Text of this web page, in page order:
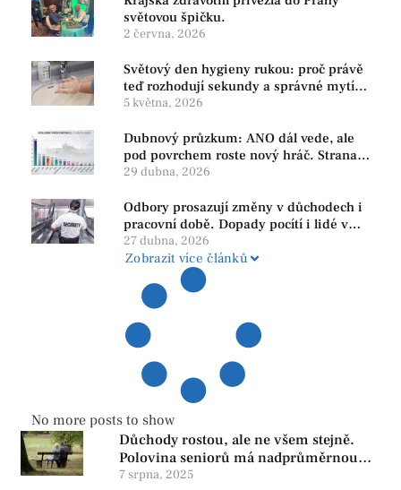
světovou špičku.
2 června, 2026
Světový den hygieny rukou: proč právě
teď rozhodují sekundy a správné mytí
rukou
5 května, 2026
Dubnový průzkum: ANO dál vede, ale
pod povrchem roste nový hráč. Strana
PRO se drží nejvýš mezi menšími
29 dubna, 2026
Odbory prosazují změny v důchodech i
pracovní době. Dopady pocítí i lidé v
našem regionu
27 dubna, 2026
Zobrazit více článků
No more posts to show
Důchody rostou, ale ne všem stejně.
Polovina seniorů má nadprůměrnou
penzi, tisíce však žijí pod hranicí
7 srpna, 2025